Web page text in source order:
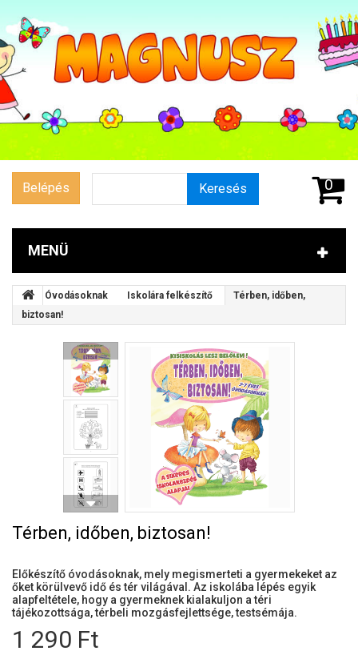
Belépés Keresés 0
MENÜ
Óvodásoknak Iskolára felkészítő
Térben, időben,
biztosan!
Térben, időben, biztosan!
Előkészítő óvodásoknak, mely megismerteti a gyermekeket az
őket körülvevő idő és tér világával. Az iskolába lépés egyik
alapfeltétele, hogy a gyermeknek kialakuljon a téri
tájékozottsága, térbeli mozgásfejlettsége, testsémája.
1 290 Ft